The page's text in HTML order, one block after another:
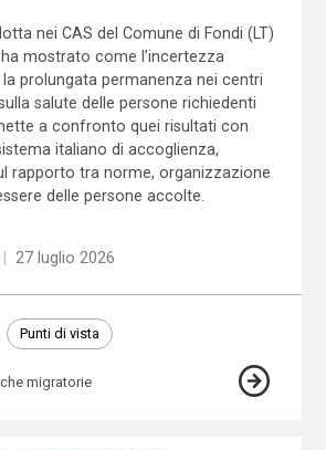
nei CAS del Comune di Fondi (LT)
mostrato come l’incertezza
prolungata permanenza nei centri
salute delle persone richiedenti
a confronto quei risultati con
italiano di accoglienza,
rapporto tra norme, organizzazione
delle persone accolte.
27 luglio 2026
Punti di vista
migratorie